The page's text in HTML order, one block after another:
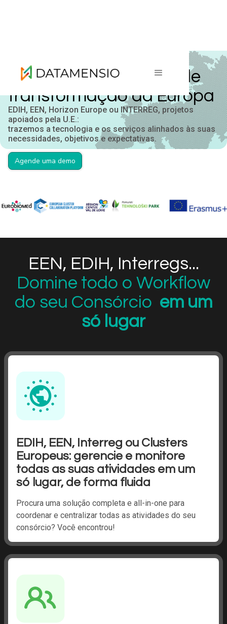
Apoiando os projetos de
transformação da Europa
EDIH, EEN, Horizon Europe ou INTERREG, projetos
apoiados pela U.E.:
trazemos a tecnologia e os serviços alinhados às suas
necessidades, objetivos e expectativas.
Agende uma demo
EEN, EDIH, Interregs...
Domine todo o Workflow
do seu Consórcio em um
só lugar
EDIH, EEN, Interreg ou Clusters
Europeus: gerencie e monitore
todas as suas atividades em um
só lugar, de forma fluida
Procura uma solução completa e all-in-one para
coordenar e centralizar todas as atividades do seu
consórcio? Você encontrou!